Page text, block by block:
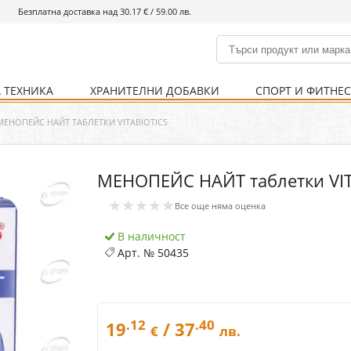
Безплатна доставка над 30.17 € / 59.00 лв.
% Хранителни добавки
Болно гърло
Кости и стави Нервна система
Храносмилателна
Хомеопатия
Инхалатори
ХРАНИТЕЛНИ ДОБАВКИ
Кости и стави
СПОРТ И ФИТНЕС
Храни и напитки
Детска козметика
Уреди
Хигиена на тялото
НАЙТ ТАБЛЕТКИ VITABIOTICS
МЕНОПЕЙС НАЙТ таблетки
★★★★★ Все още няма оценка
В наличност
Арт. № 50435
19.12 € / 37.40 лв.